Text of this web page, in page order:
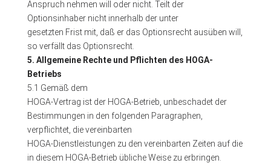
Anspruch nehmen will oder nicht. Teilt der
Optionsinhaber nicht innerhalb der unter
gesetzten Frist mit, daß er das Optionsrecht ausüben will,
so verfällt das Optionsrecht.
5. Allgemeine Rechte und Pflichten des HOGA-
Betriebs
5.1 Gemäß dem
HOGA-Vertrag ist der HOGA-Betrieb, unbeschadet der
Bestimmungen in den folgenden Paragraphen,
verpflichtet, die vereinbarten
HOGA-Dienstleistungen zu den vereinbarten Zeiten auf die
in diesem HOGA-Betrieb übliche Weise zu erbringen.